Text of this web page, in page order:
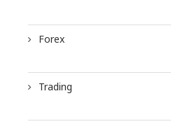
Forex
Trading